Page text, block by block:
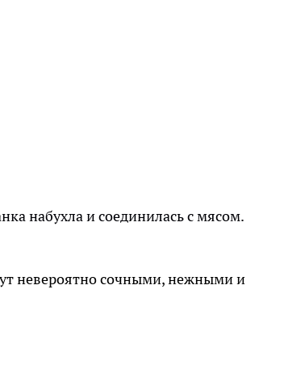
набухла и соединилась с мясом.
невероятно сочными, нежными и